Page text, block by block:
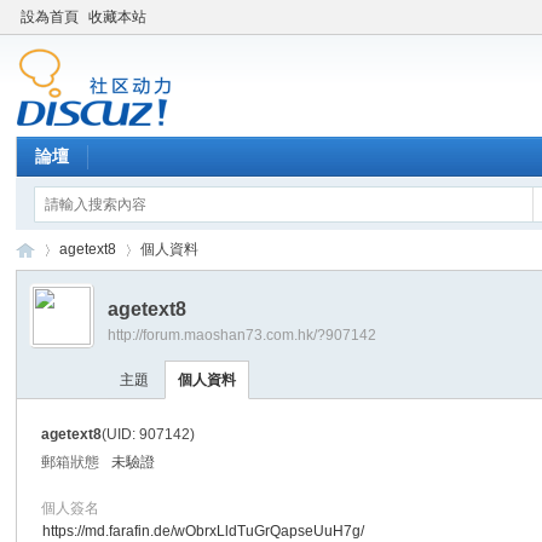
設為首頁 收藏本站
論壇
›
agetext8 個人資料
agetext8
http://forum.maoshan73.com.hk/?907142
主題 個人資料
agetext8(UID: 907142)
郵箱狀態
未驗證
個人簽名
https://md.farafin.de/wObrxLldTuGrQapseUuH7g/